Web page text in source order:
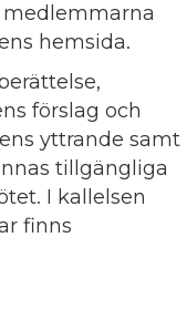
hemsida.
förslag och
yttrande samt
tillgängliga
I kallelsen
finns